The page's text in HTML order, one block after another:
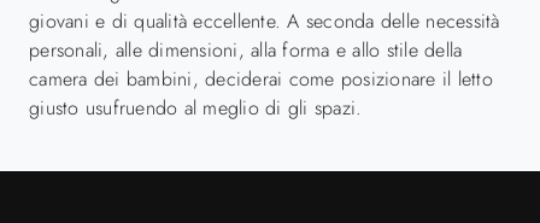
giovani e di qualità eccellente. A seconda delle necessità
personali, alle dimensioni, alla forma e allo stile della
camera dei bambini, deciderai come posizionare il letto
giusto usufruendo al meglio di gli spazi.